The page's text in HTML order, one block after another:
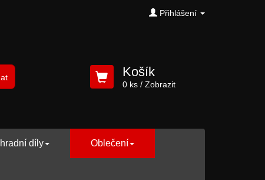
Přihlášení
Košík
0 ks/ Zobrazit
díly Oblečení